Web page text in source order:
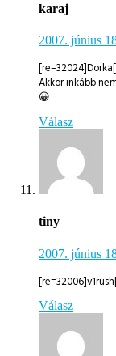
karaj
2007. június
Akkor inkább
😀
Válasz
tiny
2007. június
Válasz